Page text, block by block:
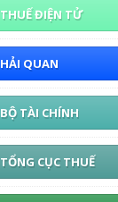
THUẾ ĐIỆN TỬ
HẢI QUAN
BỘ TÀI CHÍNH
TỔNG CỤC THUẾ